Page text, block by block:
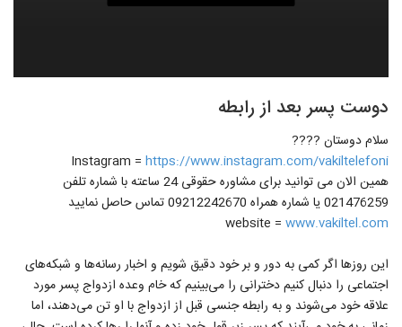
دوست پسر بعد از رابطه
سلام دوستان ????
Instagram = https://www.instagram.com/vakiltelefoni
همین الان می توانید برای مشاوره حقوقی 24 ساعته با شماره تلفن
021476259 یا شماره همراه 09212242670 تماس حاصل نمایید
website = www.vakiltel.com
این روزها اگر کمی به دور و بر خود دقیق شویم و اخبار رسانه‌ها و شبکه‌های
اجتماعی را دنبال کنیم دخترانی را می‌بینیم که خام وعده ازدواج پسر مورد
علاقه خود می‌شوند و به رابطه جنسی قبل از ازدواج با او تن می‌دهند، اما